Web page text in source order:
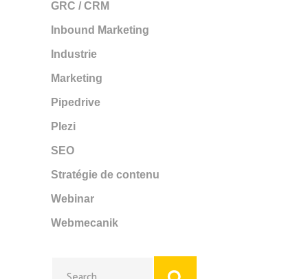
GRC / CRM
Inbound Marketing
Industrie
Marketing
Pipedrive
Plezi
SEO
Stratégie de contenu
Webinar
Webmecanik